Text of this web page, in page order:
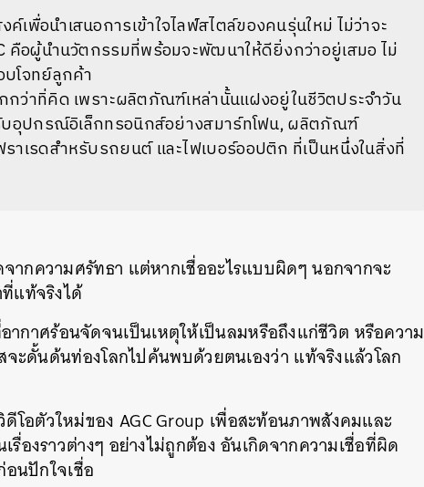
เพื่อนำเสนอการเข้าใจไลฟ์สไตล์ของคนรุ่นใหม่ ไม่ว่าจะ
คือผู้นำนวัตกรรมที่พร้อมจะพัฒนาให้ดียิ่งกว่าอยู่เสมอ ไม่
โจทย์ลูกค้า
ว่าทิ่คิด เพราะผลิตภัณฑ์เหล่านั้นแฝงอยู่ในชีวิตประจำวัน
บอุปกรณ์อิเล็กทรอนิกส์อย่างสมาร์ทโฟน, ผลิตภัณฑ์
เรดสำหรับรถยนต์ และไฟเบอร์ออปติก ที่เป็นหนึ่งในสิ่งที่
ากความศรัทธา แต่หากเชื่ออะไรแบบผิดๆ นอกจากจะ
แท้จริงได้
ากาศร้อนจัดจนเป็นเหตุให้เป็นลมหรือถึงแก่ชีวิต หรือความ
ะดั้นด้นท่องโลกไปค้นพบด้วยตนเองว่า แท้จริงแล้วโลก
โอตัวใหม่ของ AGC Group เพื่อสะท้อนภาพสังคมและ
องราวต่างๆ อย่างไม่ถูกต้อง อันเกิดจากความเชื่อที่ผิด
นปักใจเชื่อ